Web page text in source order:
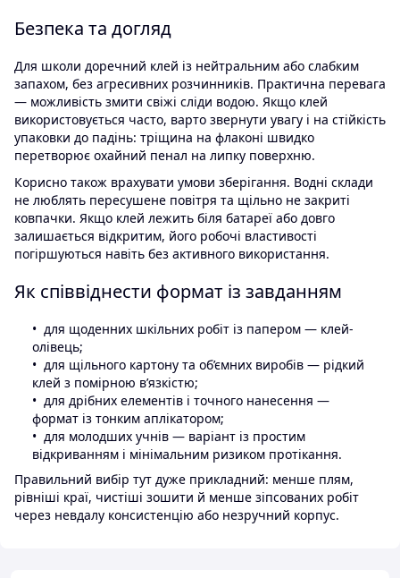
Безпека та догляд
Для школи доречний клей із нейтральним або слабким
запахом, без агресивних розчинників. Практична перевага
— можливість змити свіжі сліди водою. Якщо клей
використовується часто, варто звернути увагу і на стійкість
упаковки до падінь: тріщина на флаконі швидко
перетворює охайний пенал на липку поверхню.
Корисно також врахувати умови зберігання. Водні склади
не люблять пересушене повітря та щільно не закриті
ковпачки. Якщо клей лежить біля батареї або довго
залишається відкритим, його робочі властивості
погіршуються навіть без активного використання.
Як співвіднести формат із завданням
для щоденних шкільних робіт із папером — клей-
олівець;
для щільного картону та об’ємних виробів — рідкий
клей з помірною в’язкістю;
для дрібних елементів і точного нанесення —
формат із тонким аплікатором;
для молодших учнів — варіант із простим
відкриванням і мінімальним ризиком протікання.
Правильний вибір тут дуже прикладний: менше плям,
рівніші краї, чистіші зошити й менше зіпсованих робіт
через невдалу консистенцію або незручний корпус.